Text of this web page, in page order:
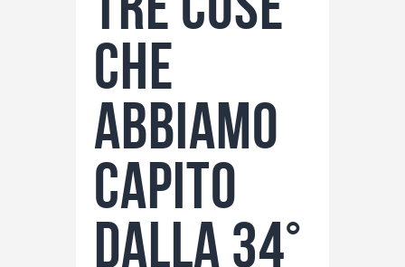
Fantacalcio
I consigli di Giulia
Serie A
che
abbiamo
capito
dalla 34°